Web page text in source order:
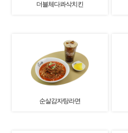
더블체다콰삭치킨
순살감자탕라면